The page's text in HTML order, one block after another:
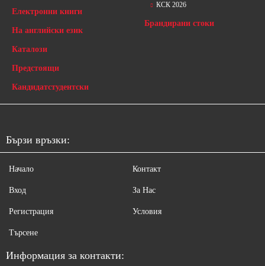
Електронни книги
На английски език
Каталози
Предстоящи
Кандидатстудентски
КСК 2026
Брандирани стоки
Бързи връзки:
Начало
Вход
Регистрация
Търсене
Контакт
За Нас
Условия
Информация за контакти: